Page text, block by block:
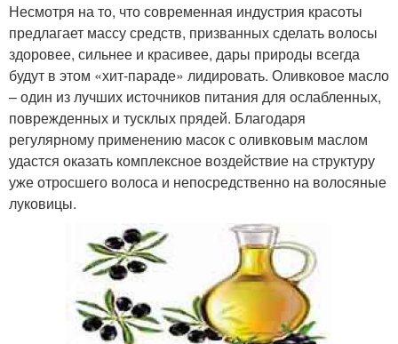
Несмотря на то, что современная индустрия красоты
предлагает массу средств, призванных сделать волосы
здоровее, сильнее и красивее, дары природы всегда
будут в этом «хит-параде» лидировать. Оливковое масло
– один из лучших источников питания для ослабленных,
поврежденных и тусклых прядей. Благодаря
регулярному применению масок с оливковым маслом
удастся оказать комплексное воздействие на структуру
уже отросшего волоса и непосредственно на волосяные
луковицы.